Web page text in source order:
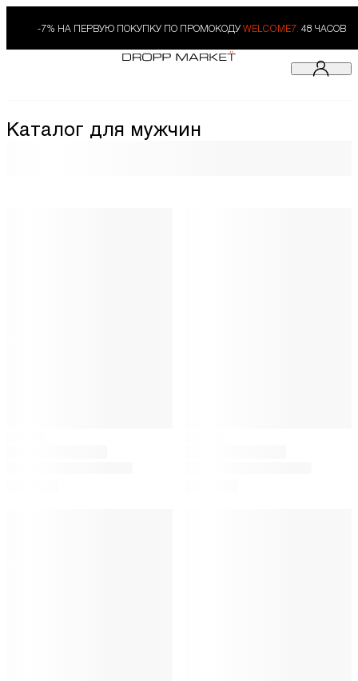
-7% НА ПЕРВУЮ ПОКУПКУ ПО ПРОМОКОДУ WELCOME7. 48 ЧАСОВ
Каталог для мужчин